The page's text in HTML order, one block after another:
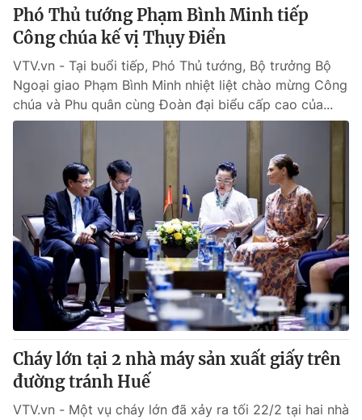
Phó Thủ tướng Phạm Bình Minh tiếp
Công chúa kế vị Thụy Điển
VTV.vn - Tại buổi tiếp, Phó Thủ tướng, Bộ trưởng Bộ
Ngoại giao Phạm Bình Minh nhiệt liệt chào mừng Công
chúa và Phu quân cùng Đoàn đại biểu cấp cao của...
Cháy lớn tại 2 nhà máy sản xuất giấy trên
đường tránh Huế
VTV.vn - Một vụ cháy lớn đã xảy ra tối 22/2 tại hai nhà